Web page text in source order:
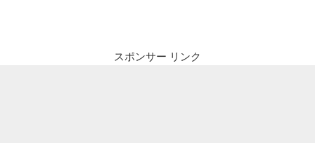
スポンサー リンク